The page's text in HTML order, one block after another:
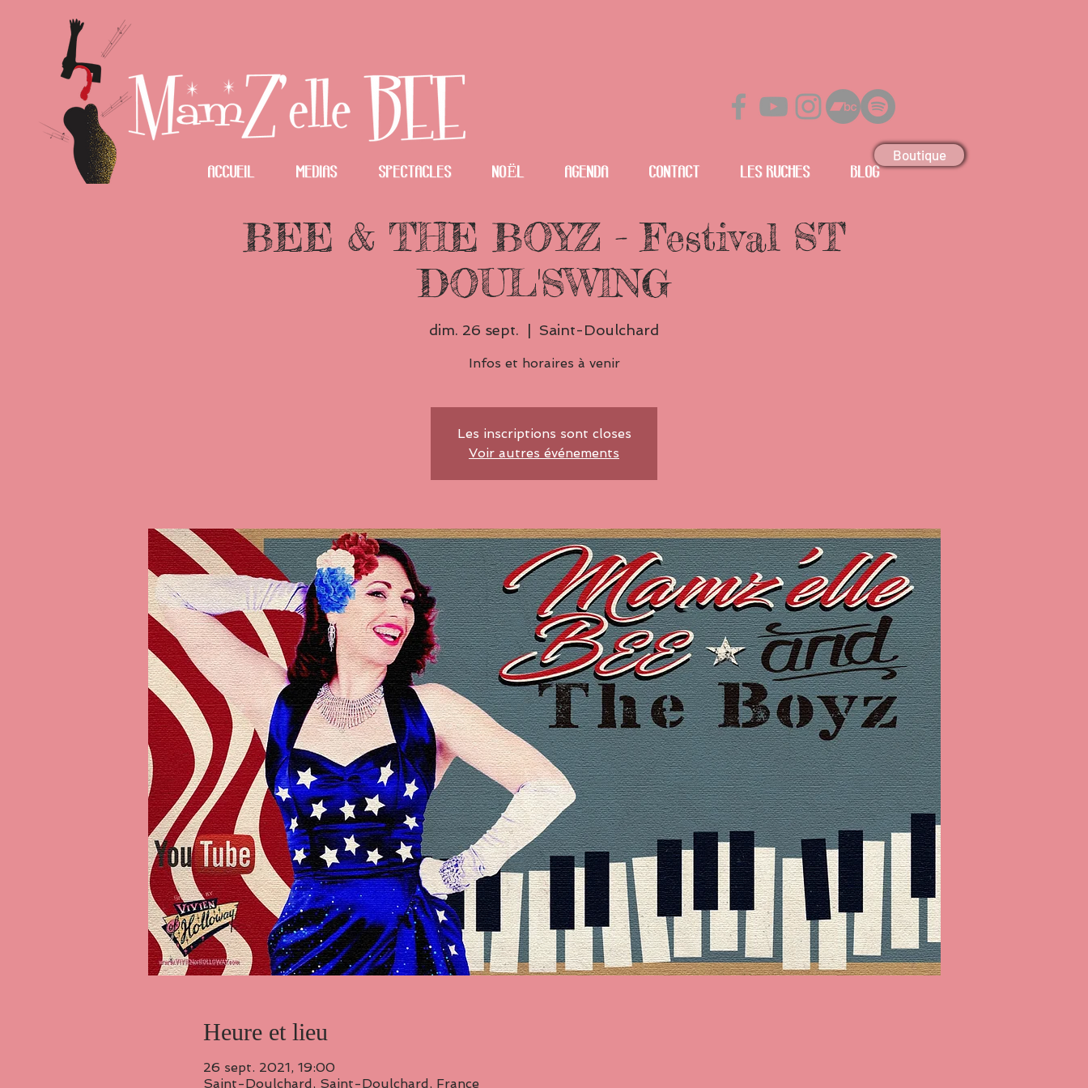
Boutique
Accueil Medias spectacles NOËL Agenda Contact Les Ruches Blog
BEE & THE BOYZ - Festival ST
DOUL'SWING
dim. 26 sept. Saint-Doulchard
Infos et horaires à venir
Les inscriptions sont closes
Voir autres événements
Heure et lieu
26 sept. 2021, 19:00
Saint-Doulchard, Saint-Doulchard, France